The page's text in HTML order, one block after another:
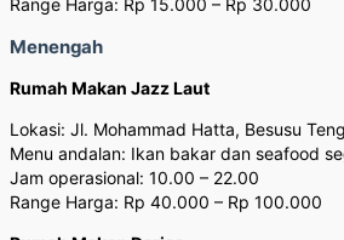
Range Harga: Rp 15.000 – Rp 30.000
Menengah
Rumah Makan Jazz Laut
Lokasi: Jl. Mohammad Hatta, Besusu
Menu andalan: Ikan bakar dan seafood
Jam operasional: 10.00 – 22.00
Range Harga: Rp 40.000 – Rp 100.000